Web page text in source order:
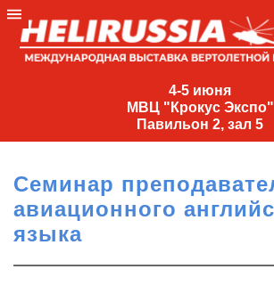
4-5 июня
МВЦ "Крокус Экспо"
Павильон 2, зал 5
4-
МВЦ
Экспо"
Павильон
2,
зал
Семинар
авиационного
языка